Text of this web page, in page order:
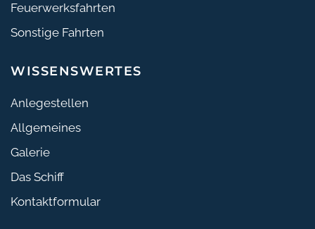
Feuerwerksfahrten
Sonstige Fahrten
WISSENSWERTES
Anlegestellen
Allgemeines
Galerie
Das Schiff
Kontaktformular